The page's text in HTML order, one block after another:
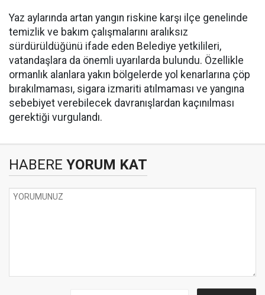
Yaz aylarında artan yangın riskine karşı ilçe genelinde
temizlik ve bakım çalışmalarını aralıksız
sürdürüldüğünü ifade eden Belediye yetkilileri,
vatandaşlara da önemli uyarılarda bulundu. Özellikle
ormanlık alanlara yakın bölgelerde yol kenarlarına çöp
bırakılmaması, sigara izmariti atılmaması ve yangına
sebebiyet verebilecek davranışlardan kaçınılması
gerektiği vurgulandı.
HABERE YORUM KAT